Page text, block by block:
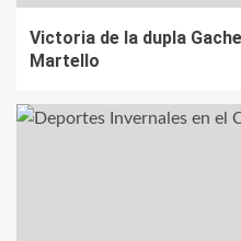
Victoria de la dupla
Martello